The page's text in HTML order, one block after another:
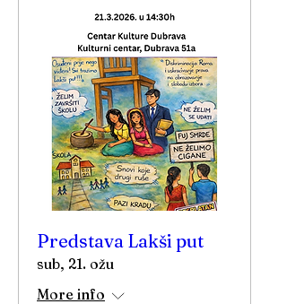
Predstava Lakši put
sub, 21. ožu
More info